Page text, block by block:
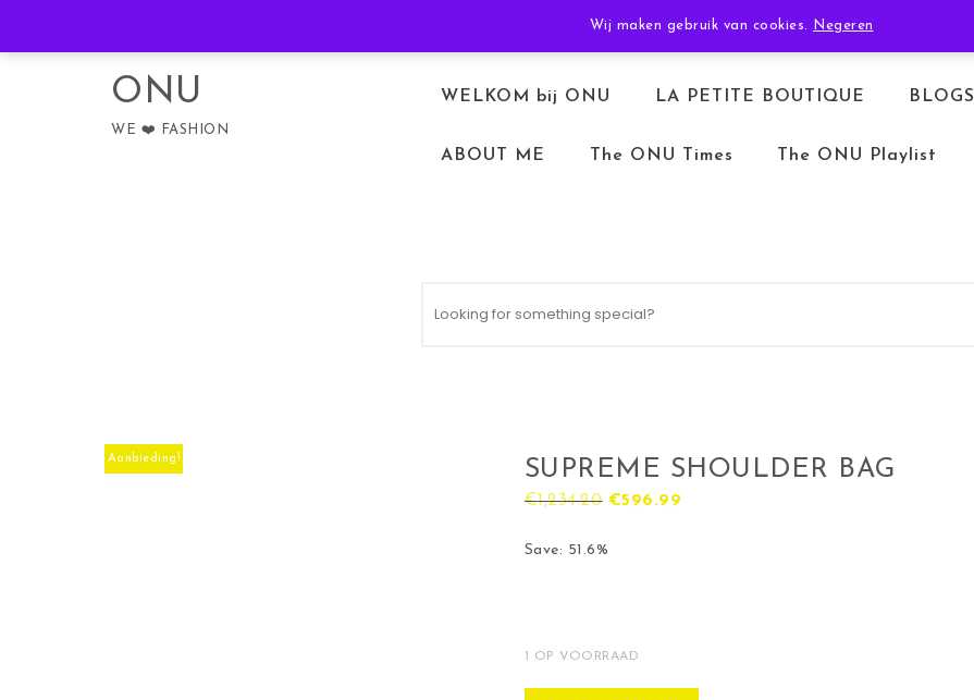
Wij maken gebruik van cookies. Negeren
TERUGBETALEN & RETOURNEREN ALGEMENE VOORWAARDEN
ONU
WE ❤️ FASHION
WELKOM bij ONU LA PETITE BOUTIQUE BLOGS
ABOUT ME The ONU Times The ONU Playlist
Aanbieding! SUPREME SHOULDER BAG
€1,234.20 Oorspronkelijke prijs was: €1,234.20.
€596.99
Save: 51.6%
1 OP VOORRAAD